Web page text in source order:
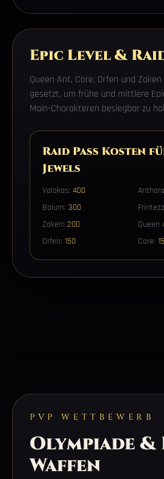
Epic Level &
Queen Ant, Core, Orfen und
gesetzt, um frühe und mittlere
Main-Charakteren besiegbar zu
Raid Pass Kosten
Jewels
Valakas: 400
Baium: 300
Zaken: 200 Queen
Orfen: 150 Core:
PVP WETTBEWERB
Olympiade
Waffen